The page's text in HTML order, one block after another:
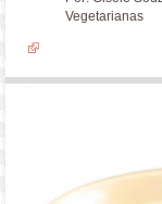
Vegetarianas